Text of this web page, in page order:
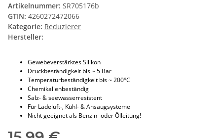
Artikelnummer: SR705176b
GTIN: 4260272472066
Kategorie: Reduzierer
Hersteller:
Gewebeverstärktes Silikon
Druckbeständigkeit bis ~ 5 Bar
Temperaturbeständigkeit bis ~ 200°C
Chemikalienbeständig
Salz- & seewasserresistent
Für Ladeluft-, Kühl- & Ansaugsysteme
Nicht geeignet als Benzin- oder Ölleitung!